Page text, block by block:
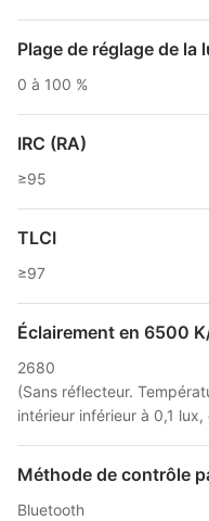
Plage de réglage de la
0 à 100 %
IRC (RA)
≥95
TLCI
≥97
Éclairement en 6500
2680
(Sans réflecteur.
intérieur inférieur à 0,1
Méthode de contrôle
Bluetooth